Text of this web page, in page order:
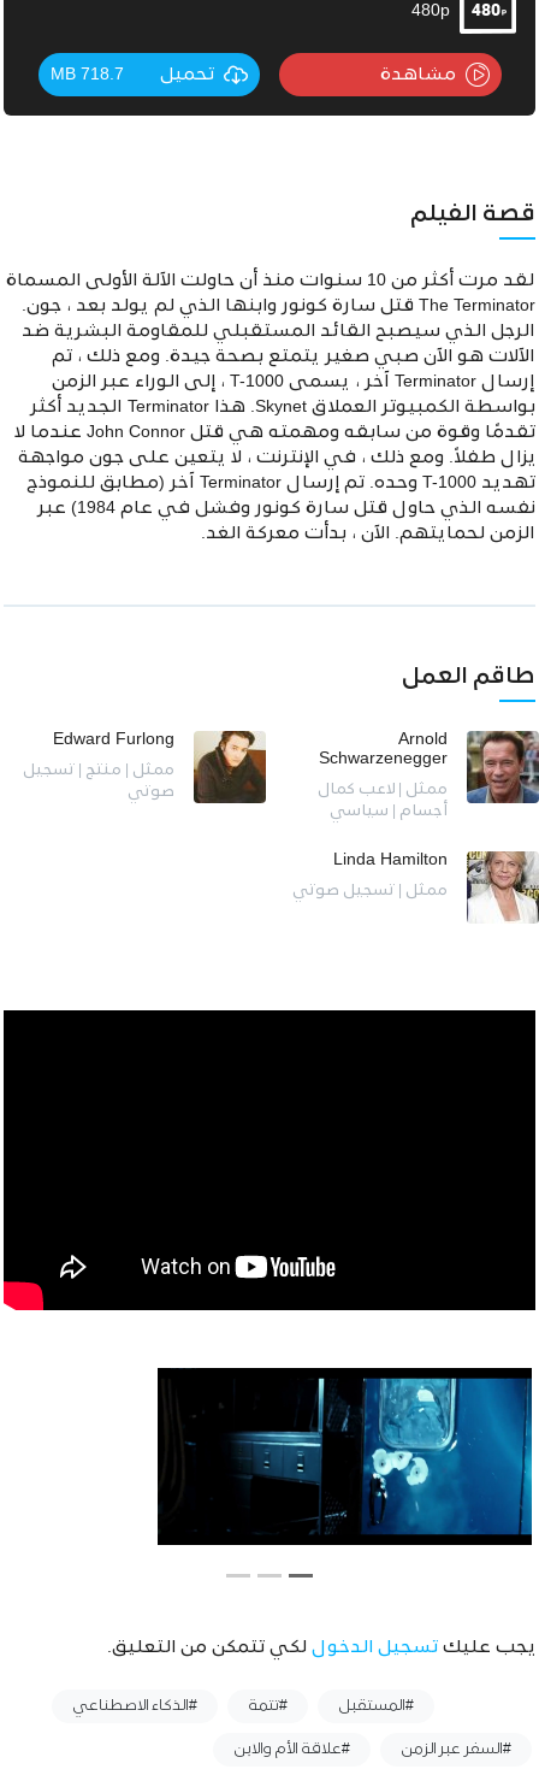
480p
مشاهدة تحميل 718.7 MB
قصة الفيلم
لقد مرت أكثر من 10 سنوات منذ أن حاولت الآلة الأولى المسماة
The Terminator قتل سارة كونور وابنها الذي لم يولد بعد ، جون.
الرجل الذي سيصبح القائد المستقبلي للمقاومة البشرية ضد
الآلات هو الآن صبي صغير يتمتع بصحة جيدة. ومع ذلك ، تم
إرسال Terminator آخر ، يسمى T-1000 ، إلى الوراء عبر الزمن
بواسطة الكمبيوتر العملاق Skynet. هذا Terminator الجديد أكثر
تقدمًا وقوة من سابقه ومهمته هي قتل John Connor عندما لا
يزال طفلاً. ومع ذلك ، في الإنترنت ، لا يتعين على جون مواجهة
تهديد T-1000 وحده. تم إرسال Terminator آخر (مطابق للنموذج
نفسه الذي حاول قتل سارة كونور وفشل في عام 1984) عبر
الزمن لحمايتهم. الآن ، بدأت معركة الغد.
طاقم العمل
Arnold
Schwarzenegger
ممثل | لاعب كمال
أجسام | سياسي
Edward Furlong
ممثل | منتج | تسجيل
صوتي
Linda Hamilton
ممثل | تسجيل صوتي
يجب عليك تسجيل الدخول لكي تتمكن من التعليق.
#المستقبل #تتمة #الذكاء الاصطناعي
#السفر عبر الزمن #علاقة الأم والابن